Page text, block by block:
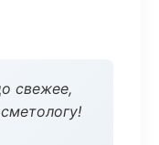
свежее,